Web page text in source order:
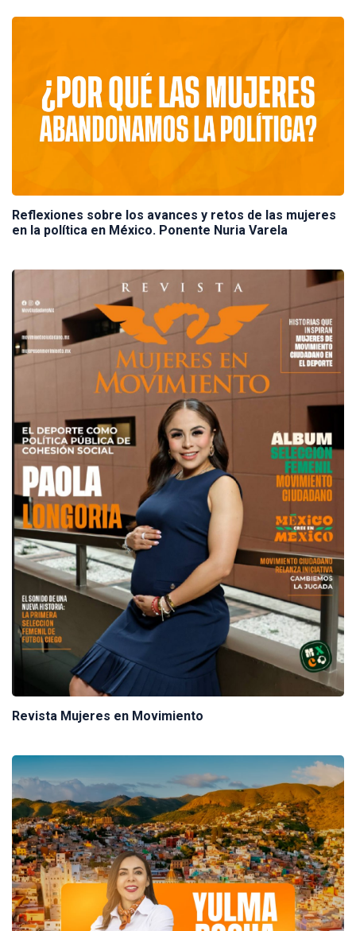
Reflexiones sobre los avances y retos de las mujeres
en la política en México. Ponente Nuria Varela
Revista Mujeres en Movimiento